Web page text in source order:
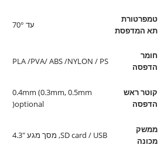
טמפרטורת
תא המדפסת
עד 70°
חומר
הדפסה
PLA /PVA/ ABS /NYLON / PS
קוטר ראש
הדפסה
0.4mm (0.3mm, 0.5mm
optional(
ממשק
מכונה
SD card / USB, מסך מגע 4.3″